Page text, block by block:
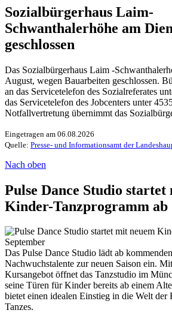
Sozialbürgerhaus Laim-
Schwanthalerhöhe am
geschlossen
Das Sozialbürgerhaus Laim -
August, wegen Bauarbeiten geschlossen.
an das Servicetelefon des Sozialreferates
das Servicetelefon des Jobcenters unter
Notfallvertretung übernimmt das
Eingetragen am 06.08.2026
Quelle: Presse- und Informationsamt der
Nach oben
Pulse Dance Studio startet
Kinder-Tanzprogramm ab
Das Pulse Dance Studio lädt ab
Nachwuchstalente zur neuen Saison ein.
Kursangebot öffnet das Tanzstudio im
seine Türen für Kinder bereits ab einem
bietet einen idealen Einstieg in die Welt der
Tanzes.